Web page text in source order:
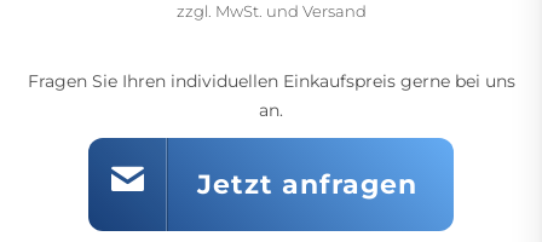
zzgl. MwSt. und Versand
Fragen Sie Ihren individuellen Einkaufspreis gerne bei uns
an.
Jetzt anfragen